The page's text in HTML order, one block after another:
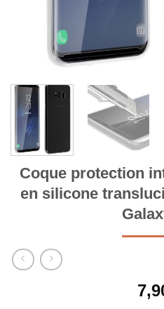
Coque protection
en silicone